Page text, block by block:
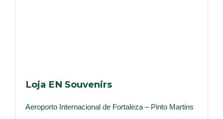
Loja EN Souvenirs
Aeroporto Internacional de Fortaleza – Pinto Martins